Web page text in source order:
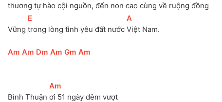
thương tự hào cội nguồn, đến non cao cùng về ruộng đồng
Vững
[E
trong lòng tình yêu đất nước
[
A
Việt Nam.
[
Am ]
[
Am ][Dm ]
[
Am ]
[
Gm ]
[
Am
Bình Thuận
[
Am
ơi 51 ngày đêm vượt